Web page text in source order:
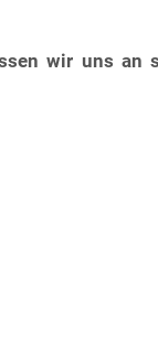
wir uns an